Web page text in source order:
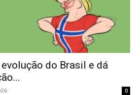
do Brasil e dá
0